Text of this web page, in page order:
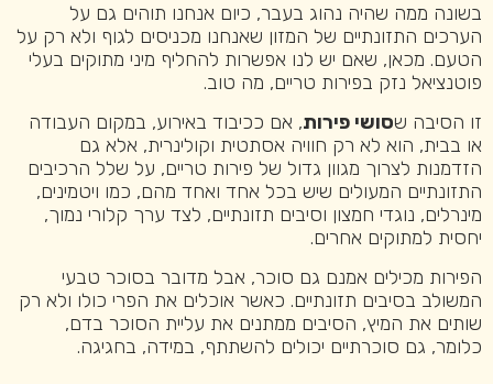
בשונה ממה שהיה נהוג בעבר, כיום אנחנו תוהים גם על
הערכים התזונתיים של המזון שאנחנו מכניסים לגוף ולא רק על
הטעם. מכאן, שאם יש לנו אפשרות להחליף מיני מתוקים בעלי
פוטנציאל נזק בפירות טריים, מה טוב.
זו הסיבה שסושי פירות, אם ככיבוד באירוע, במקום העבודה
או בבית, הוא לא רק חוויה אסתטית וקולינרית, אלא גם
הזדמנות לצרוך מגוון גדול של פירות טריים, על שלל הרכיבים
התזונתיים המעולים שיש בכל אחד ואחד מהם, כמו ויטמינים,
מינרלים, נוגדי חמצון וסיבים תזונתיים, לצד ערך קלורי נמוך,
יחסית למתוקים אחרים.
הפירות מכילים אמנם גם סוכר, אבל מדובר בסוכר טבעי
המשולב בסיבים תזונתיים. כאשר אוכלים את הפרי כולו ולא רק
שותים את המיץ, הסיבים ממתנים את עליית הסוכר בדם,
כלומר, גם סוכרתיים יכולים להשתתף, במידה, בחגיגה.